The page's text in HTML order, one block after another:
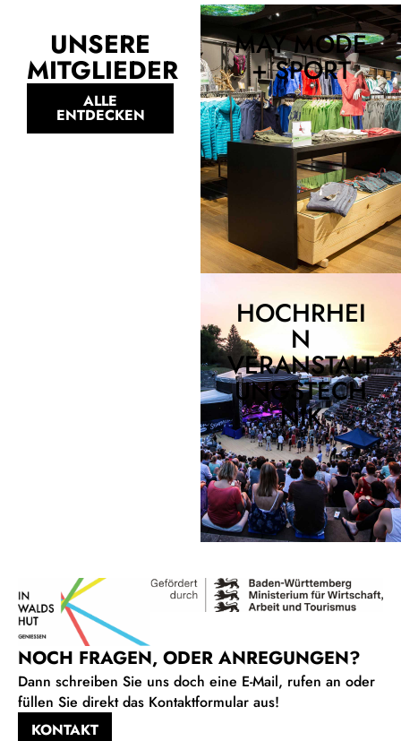
UNSERE
MITGLIEDER
ALLE
ENTDECKEN
MAY MODE
+ SPORT
HOCHRHEI
N
VERANSTALT
UNGSTECH
NIK
NOCH FRAGEN, ODER ANREGUNGEN?
Dann schreiben Sie uns doch eine E-Mail, rufen an oder
füllen Sie direkt das Kontaktformular aus!
KONTAKT